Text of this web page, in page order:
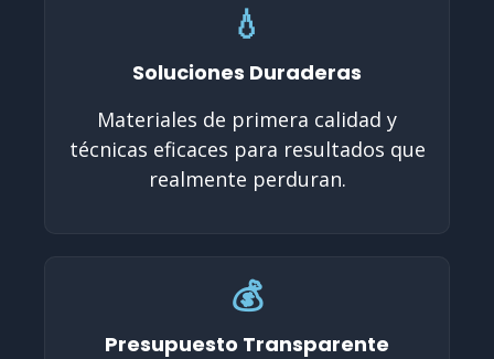
💧
Soluciones Duraderas
Materiales de primera calidad y
técnicas eficaces para resultados que
realmente perduran.
💰
Presupuesto Transparente